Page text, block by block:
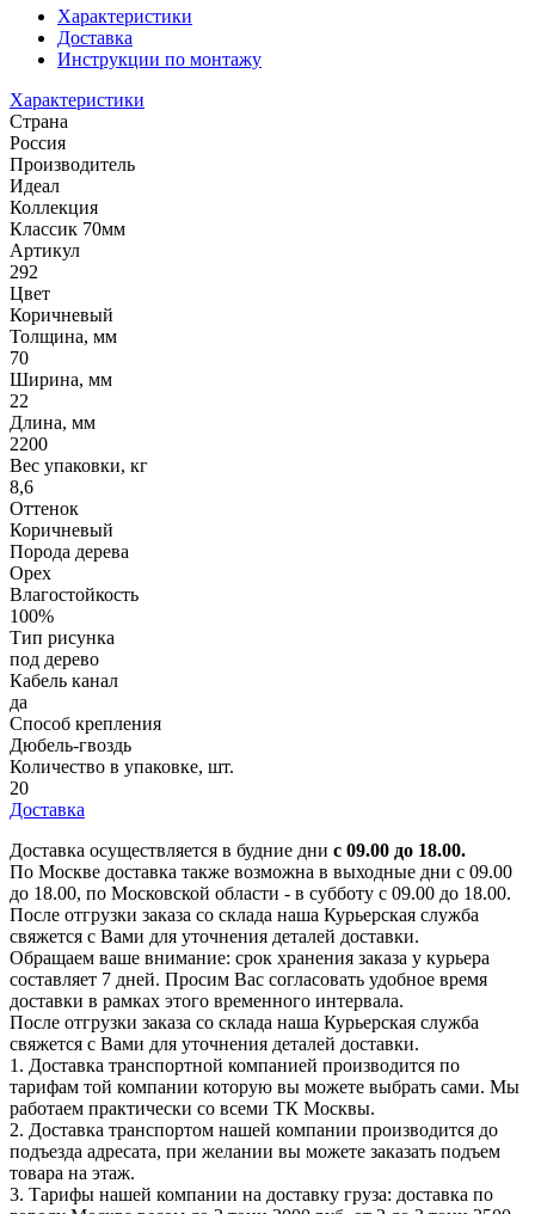
Характеристики
Доставка
Инструкции по монтажу
Характеристики
Страна
Россия
Производитель
Идеал
Коллекция
Классик 70мм
Артикул
292
Цвет
Коричневый
Толщина, мм
70
Ширина, мм
22
Длина, мм
2200
Вес упаковки, кг
8,6
Оттенок
Коричневый
Порода дерева
Орех
Влагостойкость
100%
Тип рисунка
под дерево
Кабель канал
да
Способ крепления
Дюбель-гвоздь
Количество в упаковке, шт.
20
Доставка
Доставка осуществляется в будние дни с 09.00 до 18.00.
По Москве доставка также возможна в выходные дни с 09.00
до 18.00, по Московской области - в субботу с 09.00 до 18.00.
После отгрузки заказа со склада наша Курьерская служба
свяжется с Вами для уточнения деталей доставки.
Обращаем ваше внимание: срок хранения заказа у курьера
составляет 7 дней. Просим Вас согласовать удобное время
доставки в рамках этого временного интервала.
После отгрузки заказа со склада наша Курьерская служба
свяжется с Вами для уточнения деталей доставки.
1. Доставка транспортной компанией производится по
тарифам той компании которую вы можете выбрать сами. Мы
работаем практически со всеми ТК Москвы.
2. Доставка транспортом нашей компании производится до
подъезда адресата, при желании вы можете заказать подъем
товара на этаж.
3. Тарифы нашей компании на доставку груза: доставка по